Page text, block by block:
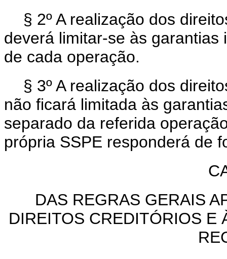
§ 2º A realização dos
deverá limitar-se às
de cada operação.
§ 3º A realização dos
não ficará limitada às
separado da referida
própria SSPE responderá de
DAS REGRAS GERAIS
DIREITOS CREDITÓRIOS E